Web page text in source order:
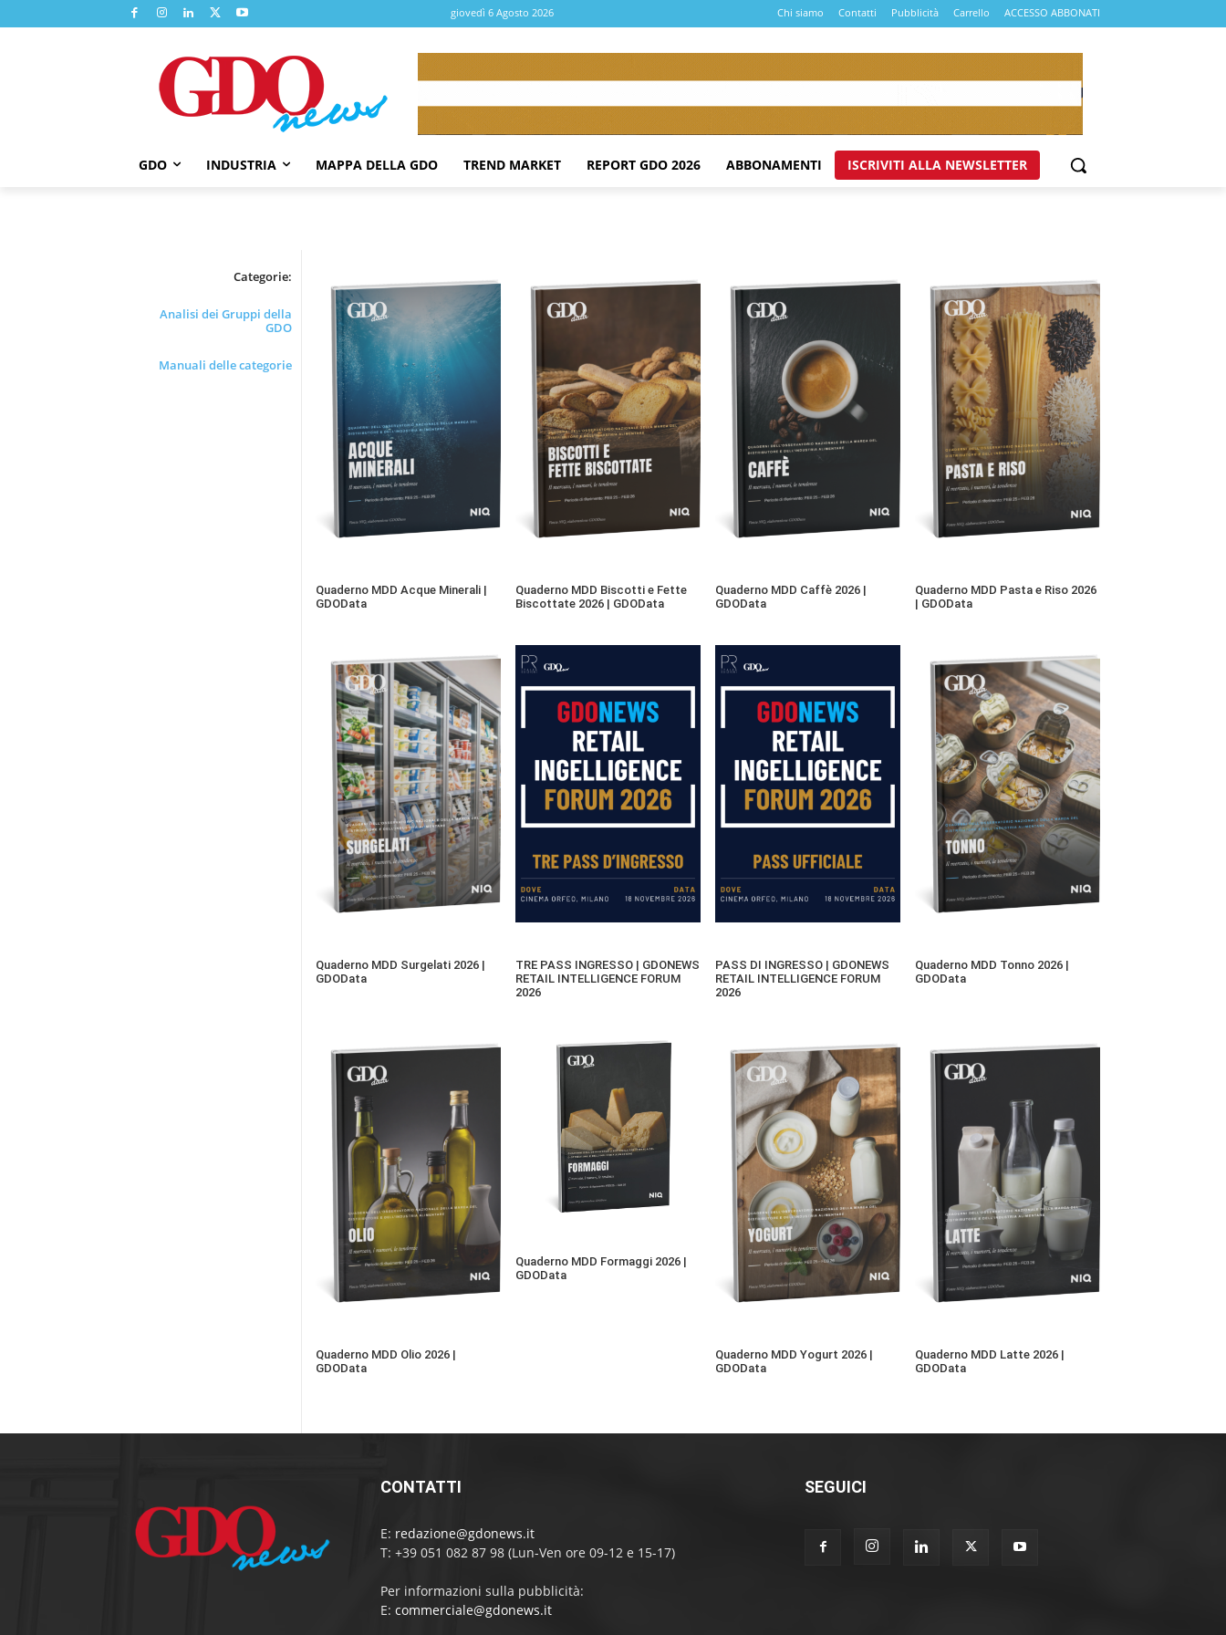
giovedì 6 Agosto 2026 Chi siamo Contatti Pubblicità Carrello ACCESSO ABBONATI
GDO INDUSTRIA MAPPA DELLA GDO TREND MARKET REPORT GDO 2026 ABBONAMENTI ISCRIVITI ALLA NEWSLETTER
Categorie:
Analisi dei Gruppi della
GDO
Manuali delle categorie
Quaderno MDD Acque Minerali |
GDOData
Quaderno MDD Biscotti e Fette
Biscottate 2026 | GDOData
Quaderno MDD Caffè 2026 |
GDOData
Quaderno MDD Pasta e Riso 2026
| GDOData
Quaderno MDD Surgelati 2026 |
GDOData
TRE PASS INGRESSO | GDONEWS
RETAIL INTELLIGENCE FORUM
2026
PASS DI INGRESSO | GDONEWS
RETAIL INTELLIGENCE FORUM
2026
Quaderno MDD Tonno 2026 |
GDOData
Quaderno MDD Olio 2026 |
GDOData
Quaderno MDD Formaggi 2026 |
GDOData
Quaderno MDD Yogurt 2026 |
GDOData
Quaderno MDD Latte 2026 |
GDOData
CONTATTI
E: redazione@gdonews.it
T: +39 051 082 87 98 (Lun-Ven ore 09-12 e 15-17)
Per informazioni sulla pubblicità:
E: commerciale@gdonews.it
SEGUICI